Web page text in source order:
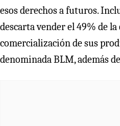
esos derechos a futuros.
descarta vender el 49% de la
comercialización de sus
denominada BLM, además